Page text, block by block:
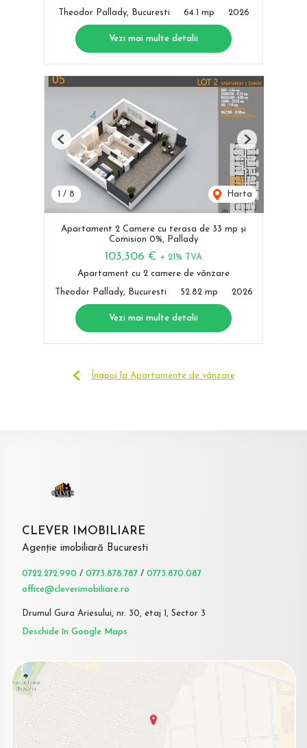
Theodor Pallady, Bucuresti 64.1 mp 2026
Vezi mai multe detalii
1 / 8 Harta
Previous Next
Apartament 2 Camere cu terasa de 33 mp și
Comision 0%, Pallady
103,306 € + 21% TVA
Apartament cu 2 camere de vânzare
Theodor Pallady, Bucuresti 52.82 mp 2026
Vezi mai multe detalii
Înapoi la Apartamente de vânzare
CLEVER IMOBILIARE
Agenție imobiliară Bucuresti
0722.272.990 / 0773.878.787 / 0773.870.087
office@cleverimobiliare.ro
Drumul Gura Ariesului, nr. 30, etaj 1, Sector 3
Deschide în Google Maps